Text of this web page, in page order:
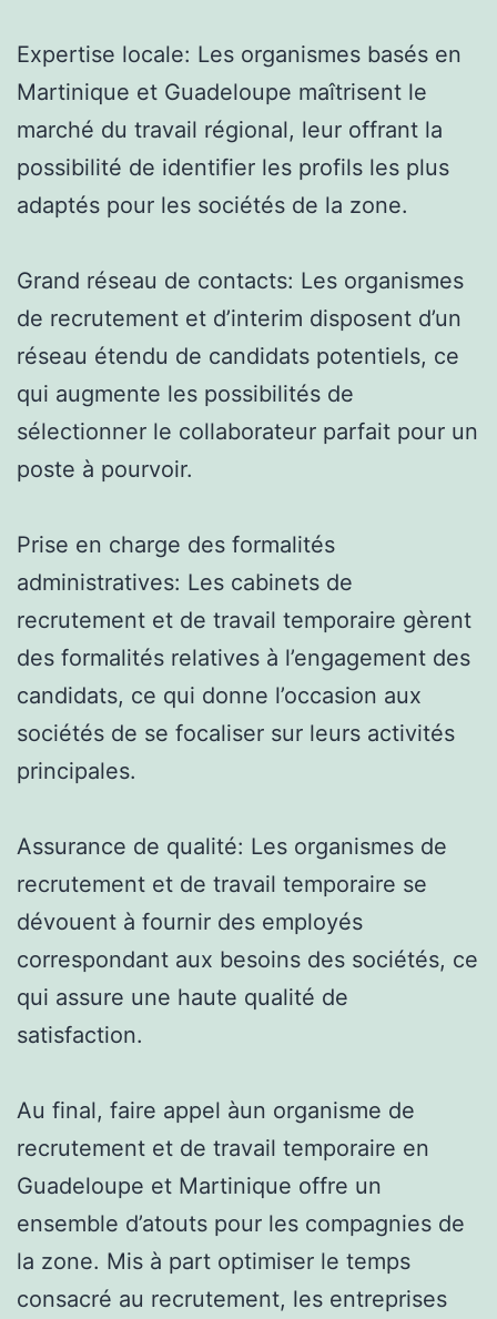
Expertise locale: Les organismes basés en
Martinique et Guadeloupe maîtrisent le
marché du travail régional, leur offrant la
possibilité de identifier les profils les plus
adaptés pour les sociétés de la zone.
Grand réseau de contacts: Les organismes
de recrutement et d’interim disposent d’un
réseau étendu de candidats potentiels, ce
qui augmente les possibilités de
sélectionner le collaborateur parfait pour un
poste à pourvoir.
Prise en charge des formalités
administratives: Les cabinets de
recrutement et de travail temporaire gèrent
des formalités relatives à l’engagement des
candidats, ce qui donne l’occasion aux
sociétés de se focaliser sur leurs activités
principales.
Assurance de qualité: Les organismes de
recrutement et de travail temporaire se
dévouent à fournir des employés
correspondant aux besoins des sociétés, ce
qui assure une haute qualité de
satisfaction.
Au final, faire appel àun organisme de
recrutement et de travail temporaire en
Guadeloupe et Martinique offre un
ensemble d’atouts pour les compagnies de
la zone. Mis à part optimiser le temps
consacré au recrutement, les entreprises